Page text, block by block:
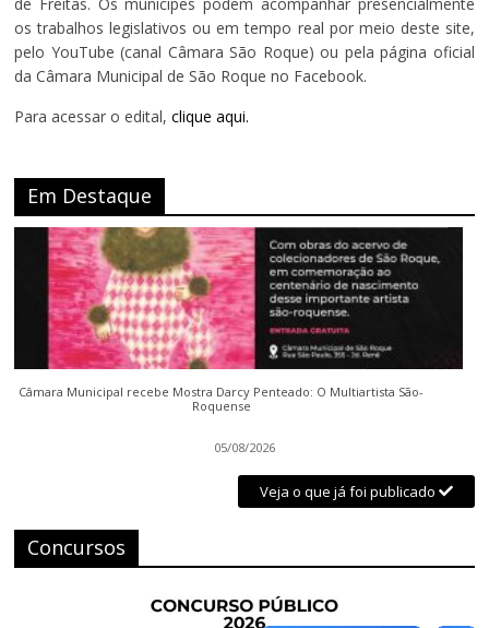
os trabalhos legislativos ou em tempo real por meio deste site,
pelo YouTube (canal Câmara São Roque) ou pela página oficial
da Câmara Municipal de São Roque no Facebook.
Para acessar o edital,clique aqui.
Em Destaque
Câmara Municipal recebe Mostra Darcy Penteado: O Multiartista São-
Roquense
05/08/2026
Veja o que já foi publicado
Concursos